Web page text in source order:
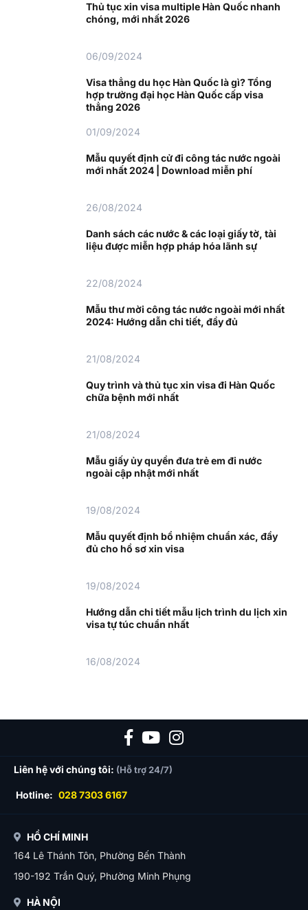
Thủ tục xin visa multiple Hàn Quốc nhanh
chóng, mới nhất 2026
06/09/2024
Visa thẳng du học Hàn Quốc là gì? Tổng
hợp trường đại học Hàn Quốc cấp visa
thẳng 2026
01/09/2024
Mẫu quyết định cử đi công tác nước ngoài
mới nhất 2024 | Download miễn phí
26/08/2024
Danh sách các nước & các loại giấy tờ, tài
liệu được miễn hợp pháp hóa lãnh sự
22/08/2024
Mẫu thư mời công tác nước ngoài mới nhất
2024: Hướng dẫn chi tiết, đầy đủ
21/08/2024
Quy trình và thủ tục xin visa đi Hàn Quốc
chữa bệnh mới nhất
21/08/2024
Mẫu giấy ủy quyền đưa trẻ em đi nước
ngoài cập nhật mới nhất
19/08/2024
Mẫu quyết định bổ nhiệm chuẩn xác, đầy
đủ cho hồ sơ xin visa
19/08/2024
Hướng dẫn chi tiết mẫu lịch trình du lịch xin
visa tự túc chuẩn nhất
16/08/2024
Liên hệ với chúng tôi: (Hỗ trợ 24/7)
Hotline: 028 7303 6167
HỒ CHÍ MINH
164 Lê Thánh Tôn, Phường Bến Thành
190-192 Trần Quý, Phường Minh Phụng
HÀ NỘI